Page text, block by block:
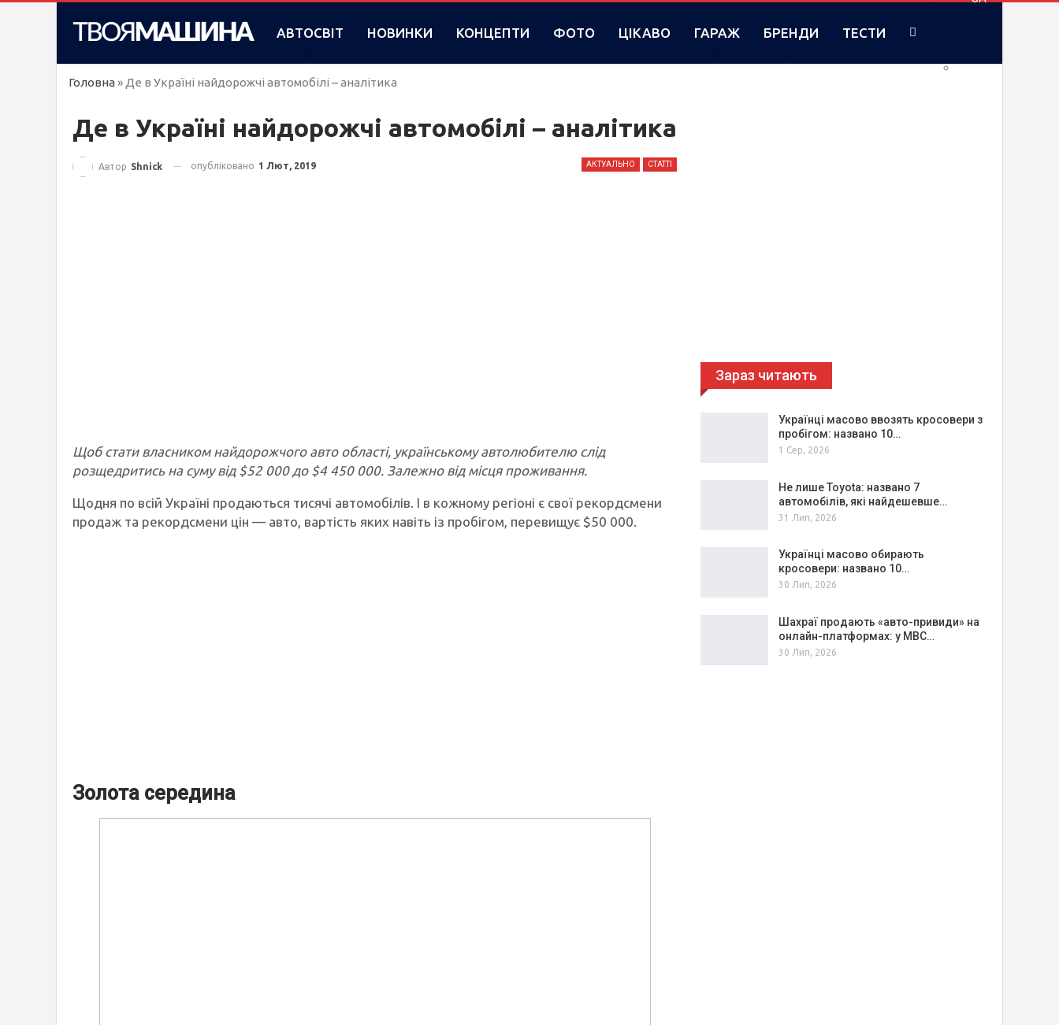
RU
АВТОСВІТ НОВИНКИ КОНЦЕПТИ ФОТО ЦІКАВО ГАРАЖ БРЕНДИ ТЕСТИ
Головна » Де в Україні найдорожчі автомобілі – аналітика
Де в Україні найдорожчі автомобілі – аналітика
АКТУАЛЬНО СТАТТІ
Автор Shnick опубліковано 1 Лют, 2019
Щоб стати власником найдорожчого авто області, українському автолюбителю слід
розщедритись на суму від $52 000 до $4 450 000. Залежно від місця проживання.
Щодня по всій Україні продаються тисячі автомобілів. І в кожному регіоні є свої рекордсмени
продаж та рекордсмени цін — авто, вартість яких навіть із пробігом, перевищує $50 000.
Золота середина
Зараз читають
Українці масово ввозять кросовери з
пробігом: названо 10…
1 Сер, 2026
Не лише Toyota: названо 7
автомобілів, які найдешевше…
31 Лип, 2026
Українці масово обирають
кросовери: названо 10…
30 Лип, 2026
Шахраї продають «авто-привиди» на
онлайн-платформах: у МВС…
30 Лип, 2026